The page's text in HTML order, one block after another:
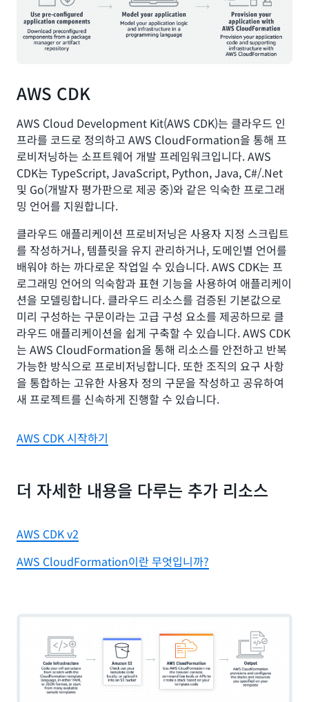
SDK는 애플리케이션 소스 코드를 AWS 서비스와 통합하려
는 경우 유용합니다. 예를 들어Python SDK를사용하여 로
컬 하드 드라이브 대신 아마존 심플 스토리지 서비스
(Amazon S3) 에 파일을 저장하는 코드를 작성할 수 있습니
기타 프로그래밍 요소를 사용하여 AWS 서비스를 관리할 수
다음은 AWS에서 개발자가 사용할 수 있는 일부 도구입니다.
애플리케이션을 더 빠르고 쉽게 개발할 수 있는 AWS 도구의
전체 목록은AWS 기반 구축 도구를참조하십시오.
AWS CDK
AWS Cloud Development Kit(AWS CDK)는 클라우드 인
프라를 코드로 정의하고 AWS CloudFormation을 통해 프
로비저닝하는 소프트웨어 개발 프레임워크입니다. AWS
CDK는 TypeScript, JavaScript, Python, Java, C#/.Net
및 Go(개발자 평가판으로 제공 중)와 같은 익숙한 프로그래
밍 언어를 지원합니다.
클라우드 애플리케이션 프로비저닝은 사용자 지정 스크립트
를 작성하거나, 템플릿을 유지 관리하거나, 도메인별 언어를
배워야 하는 까다로운 작업일 수 있습니다. AWS CDK는 프
로그래밍 언어의 익숙함과 표현 기능을 사용하여 애플리케이
션을 모델링합니다. 클라우드 리소스를 검증된 기본값으로
미리 구성하는 구문이라는 고급 구성 요소를 제공하므로 클
라우드 애플리케이션을 쉽게 구축할 수 있습니다. AWS CDK
는 AWS CloudFormation을 통해 리소스를 안전하고 반복
가능한 방식으로 프로비저닝합니다. 또한 조직의 요구 사항
을 통합하는 고유한 사용자 정의 구문을 작성하고 공유하여
새 프로젝트를 신속하게 진행할 수 있습니다.
AWS CDK 시작하기
더 자세한 내용을 다루는 추가 리소스
AWS CDK v2
AWS CloudFormation이란 무엇입니까?